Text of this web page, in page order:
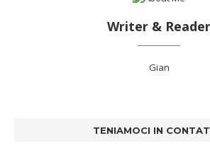
Writer & Reader
Gian
TENIAMOCI IN